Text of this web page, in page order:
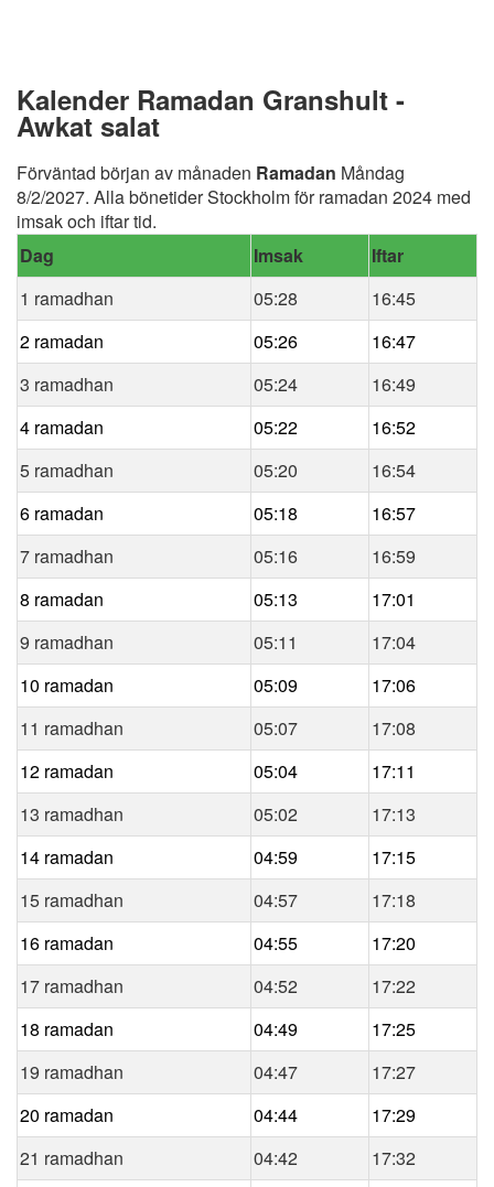
Kalender Ramadan Granshult -
Awkat salat
Förväntad början av månaden Ramadan Måndag
8/2/2027. Alla bönetider Stockholm för ramadan 2024 med
imsak och iftar tid.
Dag
Imsak
Iftar
1 ramadhan
05:28
16:45
2 ramadan
05:26
16:47
3 ramadhan
05:24
16:49
4 ramadan
05:22
16:52
5 ramadhan
05:20
16:54
6 ramadan
05:18
16:57
7 ramadhan
05:16
16:59
8 ramadan
05:13
17:01
9 ramadhan
05:11
17:04
10 ramadan
05:09
17:06
11 ramadhan
05:07
17:08
12 ramadan
05:04
17:11
13 ramadhan
05:02
17:13
14 ramadan
04:59
17:15
15 ramadhan
04:57
17:18
16 ramadan
04:55
17:20
17 ramadhan
04:52
17:22
18 ramadan
04:49
17:25
19 ramadhan
04:47
17:27
20 ramadan
04:44
17:29
21 ramadhan
04:42
17:32